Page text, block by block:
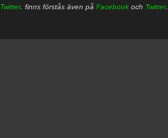
Twitter. finns förstås även på Facebook och Twitter.